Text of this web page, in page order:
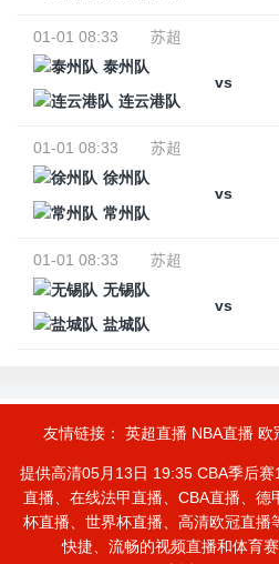
01-01 08:33
苏超
泰州队
vs
连云港队
01-01 08:33
苏超
徐州队
vs
常州队
01-01 08:33
苏超
无锡队
vs
盐城队
友情链接： 英超直播 NBA直播 欧
提供高清05月13日 19:35 CBA季后
直播、在线法甲直播、CBA直播、德
杯直播、世界杯直播、高清欧冠直播
快捷、流畅的视频直播和体育